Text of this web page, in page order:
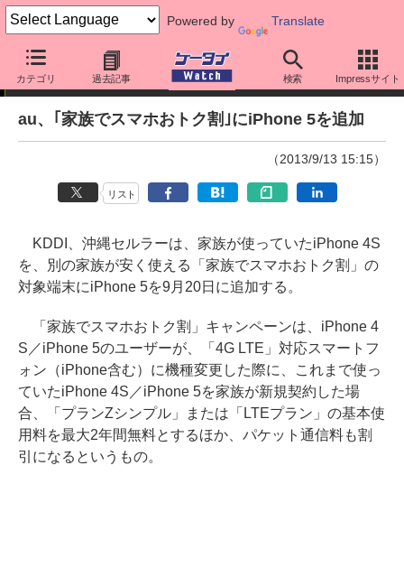
Powered by Translate
カテゴリ 過去記事 検索 Impressサイト
ニュース
au、｢家族でスマホおトク割｣にiPhone 5を追加
（2013/9/13 15:15）
リスト
KDDI、沖縄セルラーは、家族が使っていたiPhone 4S
を、別の家族が安く使える「家族でスマホおトク割」の
対象端末にiPhone 5を9月20日に追加する。
「家族でスマホおトク割」キャンペーンは、iPhone 4
S／iPhone 5のユーザーが、「4G LTE」対応スマートフ
ォン（iPhone含む）に機種変更した際に、これまで使っ
ていたiPhone 4S／iPhone 5を家族が新規契約した場
合、「プランZシンプル」または「LTEプラン」の基本使
用料を最大2年間無料とするほか、パケット通信料も割
引になるというもの。